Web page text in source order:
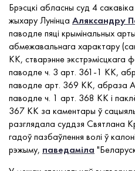
Брэсцкі абласны суд 4
жыхару Лунінца Аляксандру
паводле пяці крымінальных
абмежавальнага характару
КК, стварэнне экстрэмісцкага
паводле ч. 3 арт. 361-1 КК,
паводле арт. 369 КК, абраза
паводле ч. 1 арт. 368 КК і
367 КК за каментары ў
разглядала суддзя Святлана
гадоў пазбаўлення волі ў
рэжыму, паведаміла